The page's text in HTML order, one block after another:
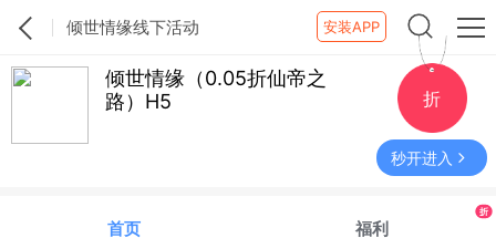
倾世情缘线下活动 安装APP
倾世情缘（0.05折仙帝之
路）H5
折
秒开进入
首页 福利
折